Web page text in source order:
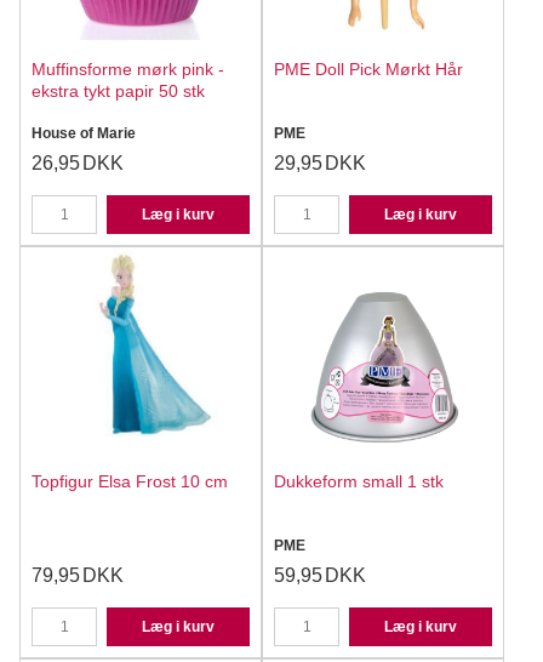
Muffinsforme mørk pink -
ekstra tykt papir 50 stk
House of Marie
26,95 DKK
Læg i kurv
PME Doll Pick Mørkt Hår
PME
29,95 DKK
Læg i kurv
Topfigur Elsa Frost 10 cm
79,95 DKK
Læg i kurv
Dukkeform small 1 stk
PME
59,95 DKK
Læg i kurv